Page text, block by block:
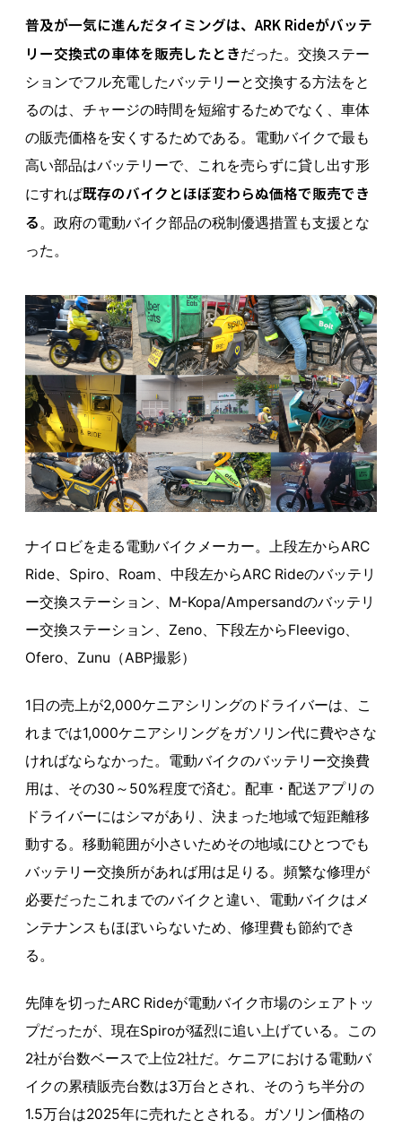
普及が一気に進んだタイミングは、ARK Rideがバッテ
リー交換式の車体を販売したときだった。交換ステー
ションでフル充電したバッテリーと交換する方法をと
るのは、チャージの時間を短縮するためでなく、車体
の販売価格を安くするためである。電動バイクで最も
高い部品はバッテリーで、これを売らずに貸し出す形
にすれば既存のバイクとほぼ変わらぬ価格で販売でき
る。政府の電動バイク部品の税制優遇措置も支援とな
った。
ナイロビを走る電動バイクメーカー。上段左からARC
Ride、Spiro、Roam、中段左からARC Rideのバッテリ
ー交換ステーション、M-Kopa/Ampersandのバッテリ
ー交換ステーション、Zeno、下段左からFleevigo、
Ofero、Zunu（ABP撮影）
1日の売上が2,000ケニアシリングのドライバーは、こ
れまでは1,000ケニアシリングをガソリン代に費やさな
ければならなかった。電動バイクのバッテリー交換費
用は、その30～50%程度で済む。配車・配送アプリの
ドライバーにはシマがあり、決まった地域で短距離移
動する。移動範囲が小さいためその地域にひとつでも
バッテリー交換所があれば用は足りる。頻繁な修理が
必要だったこれまでのバイクと違い、電動バイクはメ
ンテナンスもほぼいらないため、修理費も節約でき
る。
先陣を切ったARC Rideが電動バイク市場のシェアトッ
プだったが、現在Spiroが猛烈に追い上げている。この
2社が台数ベースで上位2社だ。ケニアにおける電動バ
イクの累積販売台数は3万台とされ、そのうち半分の
1.5万台は2025年に売れたとされる。ガソリン価格の